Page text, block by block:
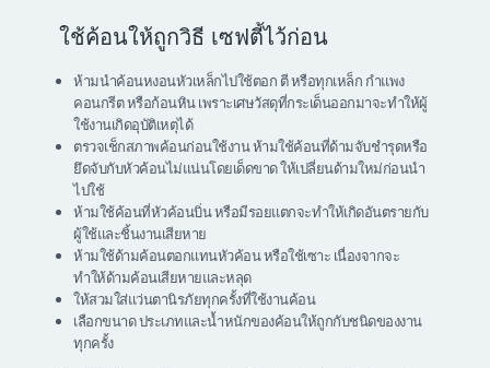
ใช้ค้อนให้ถูกวิธี เซฟตี้ไว้ก่อน
ห้ามนำค้อนหงอนหัวเหล็กไปใช้ตอก ตี หรือทุกเหล็ก กำแพง
คอนกรีต หรือก้อนหิน เพราะเศษวัสดุที่กระเด็นออกมาจะทำให้ผู้
ใช้งานเกิดอุบัติเหตุได้
ตรวจเช็กสภาพค้อนก่อนใช้งาน ห้ามใช้ค้อนที่ด้ามจับชำรุดหรือ
ยึดจับกับหัวค้อนไม่แน่นโดยเด็ดขาด ให้เปลี่ยนด้ามใหม่ก่อนนำ
ไปใช้
ห้ามใช้ค้อนที่หัวค้อนบิ่น หรือมีรอยแตกจะทำให้เกิดอันตรายกับ
ผู้ใช้และชิ้นงานเสียหาย
ห้ามใช้ด้ามค้อนตอกแทนหัวค้อน หรือใช้เซาะ เนื่องจากจะ
ทำให้ด้ามค้อนเสียหายและหลุด
ให้สวมใส่แว่นตานิรภัยทุกครั้งที่ใช้งานค้อน
เลือกขนาด ประเภทและน้ำหนักของค้อนให้ถูกกับชนิดของงาน
ทุกครั้ง